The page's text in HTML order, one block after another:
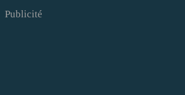
Publicité